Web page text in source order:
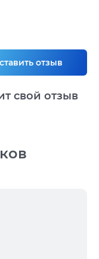
отзыв
свой отзыв